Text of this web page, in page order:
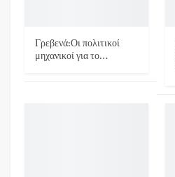
Γρεβενά:Οι πολιτικοί
μηχανικοί για το…